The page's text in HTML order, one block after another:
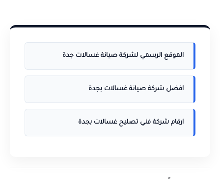
الموقع الرسمي لشركة صيانة غسالات جدة
افضل شركة صيانة غسالات بجدة
ارقام شركة فني تصليح غسالات بجدة